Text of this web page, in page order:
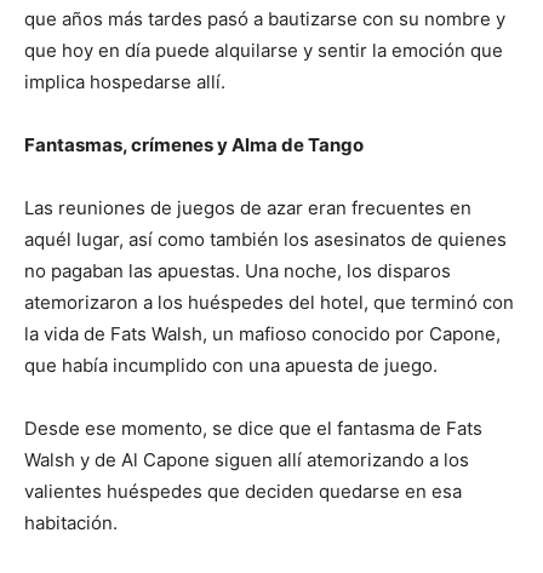
que años más tardes pasó a bautizarse con su nombre y
que hoy en día puede alquilarse y sentir la emoción que
implica hospedarse allí.
Fantasmas, crímenes y Alma de Tango
Las reuniones de juegos de azar eran frecuentes en
aquél lugar, así como también los asesinatos de quienes
no pagaban las apuestas. Una noche, los disparos
atemorizaron a los huéspedes del hotel, que terminó con
la vida de Fats Walsh, un mafioso conocido por Capone,
que había incumplido con una apuesta de juego.
Desde ese momento, se dice que el fantasma de Fats
Walsh y de Al Capone siguen allí atemorizando a los
valientes huéspedes que deciden quedarse en esa
habitación.